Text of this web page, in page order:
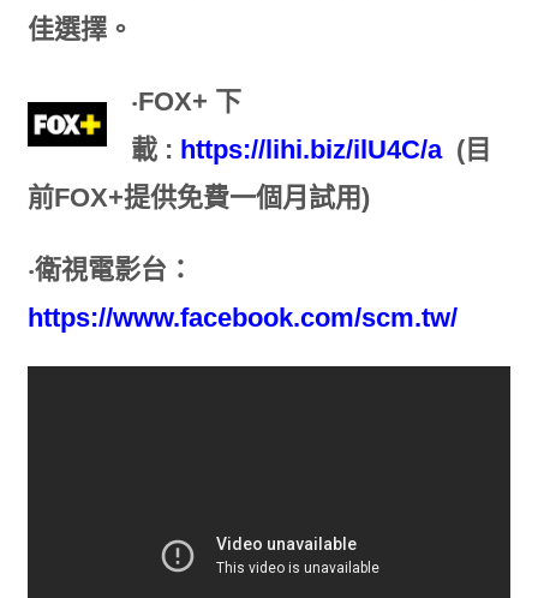
佳選擇。
‧FOX+ 下
載: https://lihi.biz/ilU4C/a (目
前FOX+提供免費一個月試用)
‧衛視電影台：
https://www.facebook.com/scm.tw/